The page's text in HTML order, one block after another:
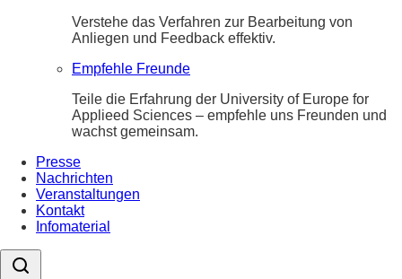
Verstehe das Verfahren zur Bearbeitung von
Anliegen und Feedback effektiv.
Empfehle Freunde
Teile die Erfahrung der University of Europe for
Applieed Sciences – empfehle uns Freunden und
wachst gemeinsam.
Presse
Nachrichten
Veranstaltungen
Kontakt
Infomaterial